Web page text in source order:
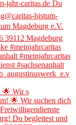
🌟 Wir s